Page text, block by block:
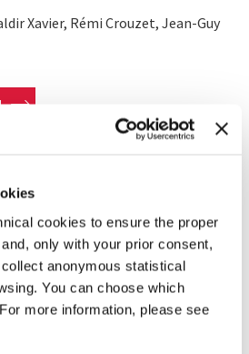
cookies to ensure the proper
only with your prior consent,
anonymous statistical
You can choose which
more information, please see
Xavier, Rémi Crouzet, Jean-Guy